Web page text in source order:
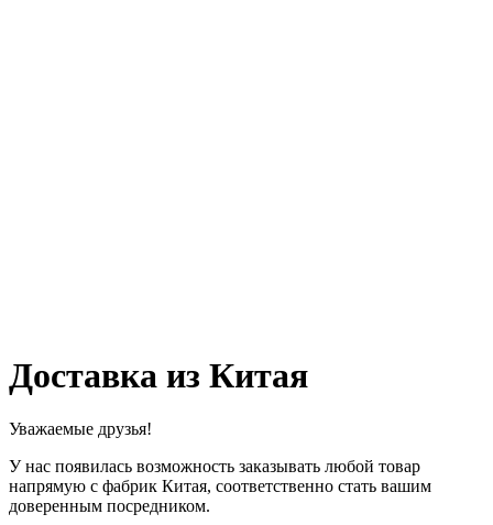
Доставка из Китая
Уважаемые друзья!
У нас появилась возможность заказывать любой товар
напрямую с фабрик Китая, соответственно стать вашим
доверенным посредником.